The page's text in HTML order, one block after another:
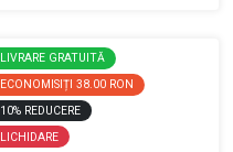
LIVRARE GRATUITĂ
ECONOMISIȚI 38.00 RON
10% REDUCERE
LICHIDARE